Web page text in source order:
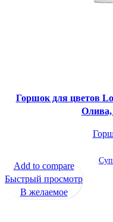
Горшок для цветов
Олива,
Add to compare
Быстрый просмотр
В желаемое